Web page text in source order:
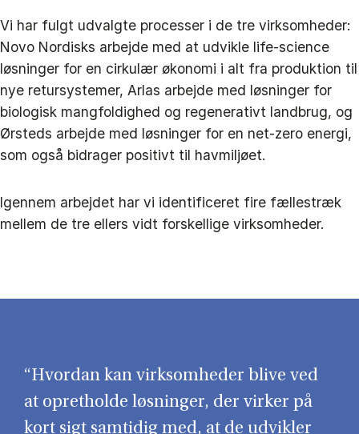
Vi har fulgt udvalgte processer i de tre virksomheder:
Novo Nordisks arbejde med at udvikle life-science
løsninger for en cirkulær økonomi i alt fra produktion til
nye retursystemer, Arlas arbejde med løsninger for
biologisk mangfoldighed og regenerativt landbrug, og
Ørsteds arbejde med løsninger for en net-zero energi,
som også bidrager positivt til havmiljøet.
Igennem arbejdet har vi identificeret fire fællestræk
mellem de tre ellers vidt forskellige virksomheder.
“Hvordan kan virksomheder blive ved
at opretholde løsninger, der virker på
kort sigt samtidig med, at de udvikler